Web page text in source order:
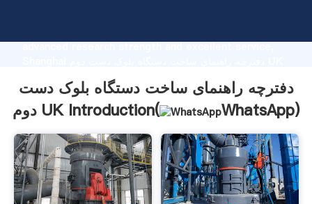
advanced research strength and excellent service,
supplier create the value and bring values to all of
customers.
دفترچه راهنمای ساخت دستگاه بلوک دست
دوم UK Introduction(
WhatsApp)